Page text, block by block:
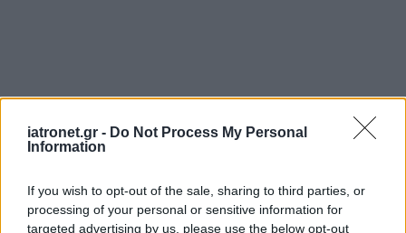
iatronet.gr - Do Not Process My Personal
Information
If you wish to opt-out of the sale, sharing to third parties, or
processing of your personal or sensitive information for
targeted advertising by us, please use the below opt-out